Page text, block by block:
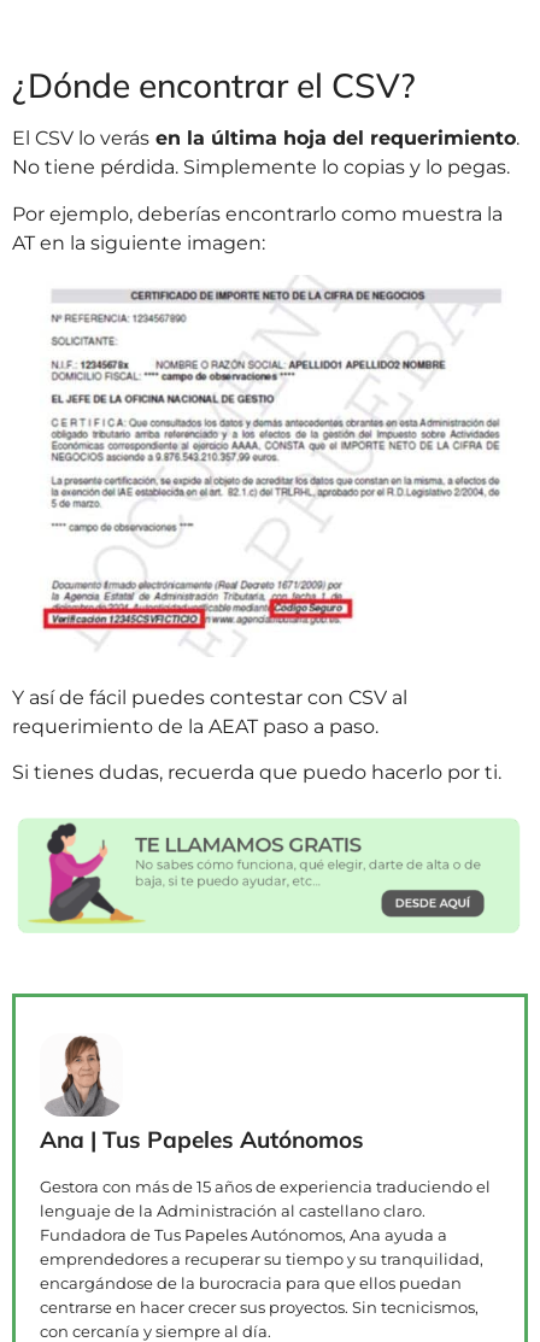
¿Dónde encontrar el CSV?
El CSV lo verás en la última hoja del requerimiento.
No tiene pérdida. Simplemente lo copias y lo pegas.
Por ejemplo, deberías encontrarlo como muestra la
AT en la siguiente imagen:
Y así de fácil puedes contestar con CSV al
requerimiento de la AEAT paso a paso.
Si tienes dudas, recuerda que puedo hacerlo por ti.
Ana | Tus Papeles Autónomos
Gestora con más de 15 años de experiencia traduciendo el
lenguaje de la Administración al castellano claro.
Fundadora de Tus Papeles Autónomos, Ana ayuda a
emprendedores a recuperar su tiempo y su tranquilidad,
encargándose de la burocracia para que ellos puedan
centrarse en hacer crecer sus proyectos. Sin tecnicismos,
con cercanía y siempre al día.